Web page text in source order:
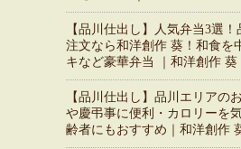
【品川仕出し】人気弁当3選
注文なら和洋創作 葵！和食を
キなど豪華弁当 ｜和洋創作 葵
【品川仕出し】品川エリアの
や慶弔事に便利・カロリーを
齢者にもおすすめ｜和洋創作